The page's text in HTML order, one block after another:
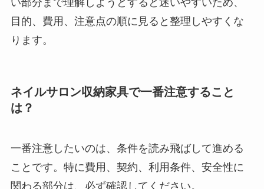
目的、費用、注意点の順に見ると整理しやすくな
ります。
ネイルサロン収納家具で一番注意すること
は？
一番注意したいのは、条件を読み飛ばして進める
ことです。特に費用、契約、利用条件、安全性に
関わる部分は、必ず確認してください。